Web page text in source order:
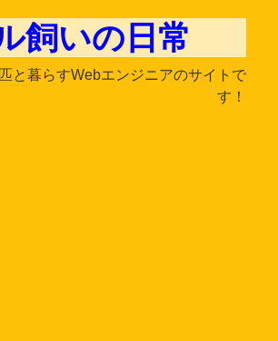
飼いの日常
と暮らすWebエンジニアのサイトで
す！